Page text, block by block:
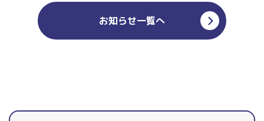
お知らせ一覧へ